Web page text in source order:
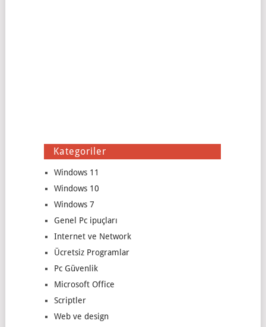
Kategoriler
Windows 11
Windows 10
Windows 7
Genel Pc ipuçları
Internet ve Network
Ücretsiz Programlar
Pc Güvenlik
Microsoft Office
Scriptler
Web ve design